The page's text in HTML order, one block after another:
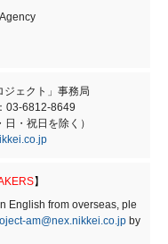
ジェクト」事務局
03-6812-8649
・祝日を除く）
】
English from overseas, ple
am@nex.nikkei.co.jp by